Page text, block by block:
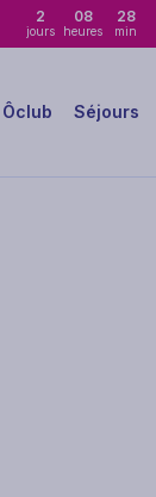
2
jours
08
heures
28
min
Ôclub Séjours